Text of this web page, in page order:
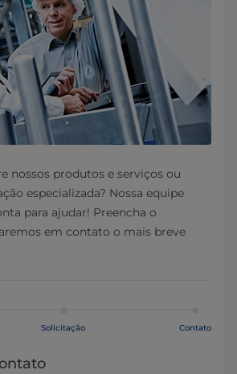
nossos produtos e serviços ou
especializada? Nossa equipe
para ajudar! Preencha o
em contato o mais breve
Solicitação Contato